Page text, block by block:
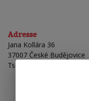
Adresse
Jana Kollára 36
37007 České Budějovice
Tschechische Republik